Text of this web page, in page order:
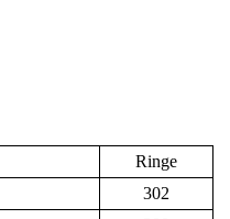
Ringe
302